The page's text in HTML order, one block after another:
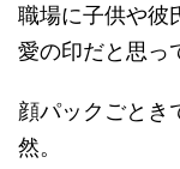
職場に子供や彼
愛の印だと思っ
顔パックごとき
然。